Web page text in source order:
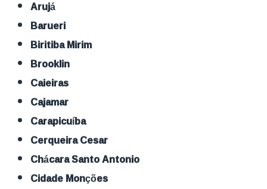
Arujá
Barueri
Biritiba Mirim
Brooklin
Caieiras
Cajamar
Carapicuíba
Cerqueira Cesar
Chácara Santo Antonio
Cidade Monções